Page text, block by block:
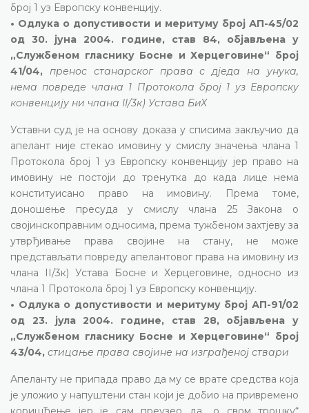
број 1 уз Европску конвенцију.
• Одлука о допустивости и меритуму број АП-45/02
од 30. јуна 2004. године, став 84, објављена у
„Службеном гласнику Босне и Херцеговине“ број
41/04, пренос станарског права с дједа на унука,
нема повреде члана 1 Протокола број 1 уз Европску
конвенцију ни члана II/3к) Устава БиХ
Уставни суд је на основу доказа у списима закључио да
апелант није стекао имовину у смислу значења члана 1
Протокола број 1 уз Европску конвенцију јер право на
имовину не постоји до тренутка до када лице нема
конституисано право на имовину. Према томе,
доношење пресуда у смислу члана 25 Закона о
својинскоправним односима, према тужбеном захтјеву за
утврђивање права својине на стану, не може
представљати повреду апелантовог права на имовину из
члана II/3к) Устава Босне и Херцеговине, односно из
члана 1 Протокола број 1 уз Европску конвенцију.
• Одлука о допустивости и меритуму број АП-91/02
од 23. јула 2004. године, став 28, објављена у
„Службеном гласнику Босне и Херцеговине“ број
43/04, стицање права својине на изграђеној ствари
Апеланту не припада право да му се врате средства која
је уложио у напуштени стан који је добио на привремено